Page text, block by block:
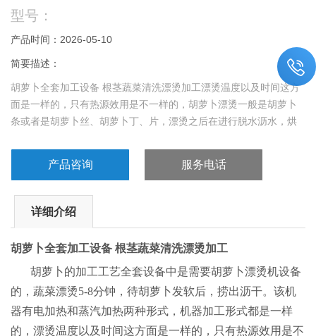
型号：
产品时间：2026-05-10
简要描述：
胡萝卜全套加工设备 根茎蔬菜清洗漂烫加工漂烫温度以及时间这方
面是一样的，只有热源效用是不一样的，胡萝卜漂烫一般是胡萝卜
条或者是胡萝卜丝、胡萝卜丁、片，漂烫之后在进行脱水沥水，烘
产品咨询 服务电话
详细介绍
胡萝卜全套加工设备 根茎蔬菜清洗漂烫加工
胡萝卜的加工工艺全套设备中是需要胡萝卜漂烫机设备
的，蔬菜漂烫5-8分钟，待胡萝卜发软后，捞出沥干。该机
器有电加热和蒸汽加热两种形式，机器加工形式都是一样
的，漂烫温度以及时间这方面是一样的，只有热源效用是不